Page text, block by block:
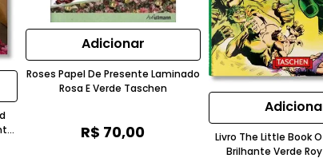
Adicionar
Roses Papel De Presente Laminado
Rosa E Verde Taschen
R$ 70,00
Livro The Little Book
Brilhante Verde